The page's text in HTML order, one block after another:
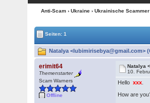
Anti-Scam › Ukraine › Ukrainische Scammer
Seiten: 1
Natalya <lubimirisebya@gmail.com>
erimit64
Themenstarter
Scam Warners
Offline
Natalya
10.
Helloxxx
How are